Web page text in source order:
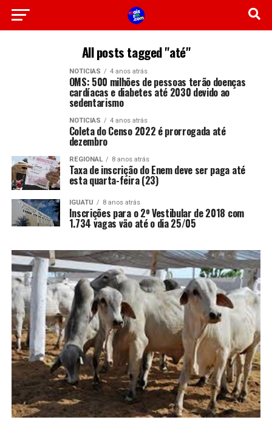
All posts tagged "até"
NOTICIAS 4 anos atrás
OMS: 500 milhões de pessoas terão doenças
cardíacas e diabetes até 2030 devido ao
sedentarismo
NOTICIAS 4 anos atrás
Coleta do Censo 2022 é prorrogada até
dezembro
REGIONAL 8 anos atrás
Taxa de inscrição do Enem deve ser paga até
esta quarta-feira (23)
IGUATU 8 anos atrás
Inscrições para o 2º Vestibular de 2018 com
1.734 vagas vão até o dia 25/05